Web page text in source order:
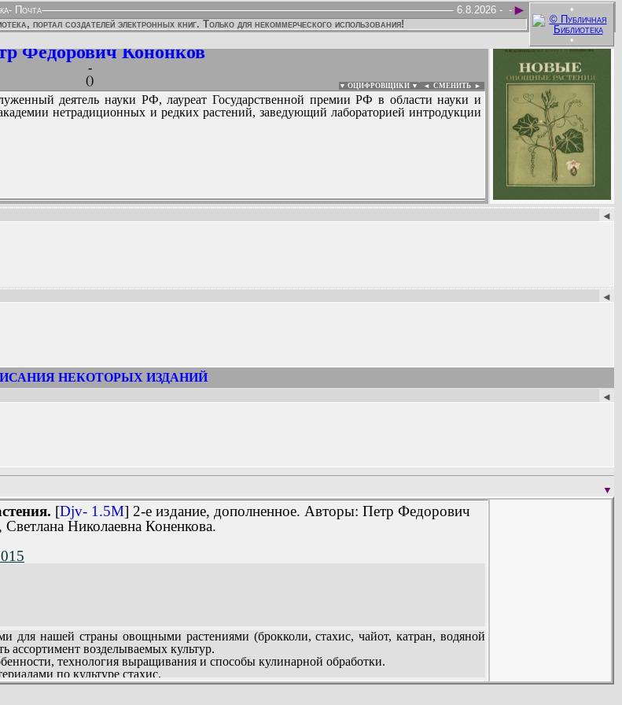
•
•
►
- Почта -
6.8.2026 -
портал создателей электронных книг. Только для некоммерческого использования!
Федорович Кононков
-
()
▼ ОЦИФРОВЩИКИ ▼ ◄ СМЕНИТЬ ►
деятель науки РФ, лауреат Государственной премии РФ в области науки и
нетрадиционных и редких растений, заведующий лабораторией интродукции
:
◄
◄
НЕКОТОРЫХ ИЗДАНИЙ
◄
▼
[Djv- 1.5M] 2-е издание, дополненное. Авторы: Петр Федорович
Николаевна Коненкова.
нашей страны овощными растениями (брокколи, стахис, чайот, катран, водяной
ассортимент возделываемых культур.
технология выращивания и способы кулинарной обработки.
по культуре стахис.